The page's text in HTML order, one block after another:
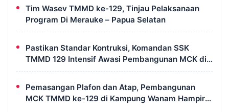
Tim Wasev TMMD ke-129, Tinjau Pelaksanaan
Program Di Merauke – Papua Selatan
Pastikan Standar Kontruksi, Komandan SSK
TMMD 129 Intensif Awasi Pembangunan MCK di
Wanam
Pemasangan Plafon dan Atap, Pembangunan
MCK TMMD ke-129 di Kampung Wanam Hampir